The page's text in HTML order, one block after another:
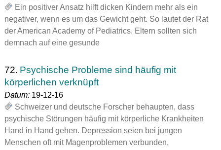
Ein positiver Ansatz hilft dicken Kindern mehr als ein
negativer, wenn es um das Gewicht geht. So lautet der Rat
der American Academy of Pediatrics. Eltern sollten sich
demnach auf eine gesunde
72. Psychische Probleme sind häufig mit
körperlichen verknüpft
Datum:19-12-16
Schweizer und deutsche Forscher behaupten, dass
psychische Störungen häufig mit körperliche Krankheiten
Hand in Hand gehen. Depression seien bei jungen
Menschen oft mit Magenproblemen verbunden,